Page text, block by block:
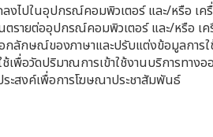
ลงไปในอุปกรณ์คอมพิวเตอร์ และ/หรือ เ
ตรายต่ออุปกรณ์คอมพิวเตอร์ และ/หรือ เ
ลักษณ์ของภาษาและปรับแต่งข้อมูลการใ
อวัดปริมาณการเข้าใช้งานบริการทางอ
สงค์เพื่อการโฆษณาประชาสัมพันธ์